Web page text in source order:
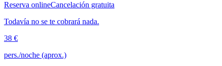
Reserva onlineCancelación gratuita
Todavía no se te cobrará nada.
38 €
pers./noche (aprox.)